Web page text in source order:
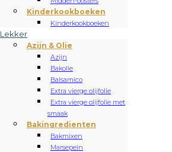
Kinderkookboeken
Kinderkookboeken
Lekker
Azijn & Olie
Azijn
Bakolie
Balsamico
Extra vierge olijfolie
Extra vierge olijfolie met
smaak
Bakingredienten
Bakmixen
Marsepein